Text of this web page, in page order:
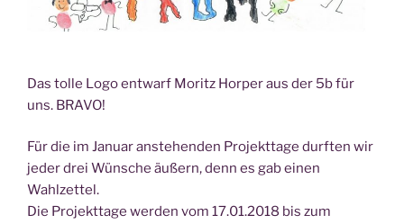
Das tol­le Logo ent­warf Moritz Hor­per aus der 5b für
uns. BRAVO!
Für die im Janu­ar anste­hen­den Pro­jekt­ta­ge durf­ten wir
jeder drei Wün­sche äußern, denn es gab einen
Wahlzettel.
Die Pro­jekt­ta­ge wer­den vom 17.01.2018 bis zum